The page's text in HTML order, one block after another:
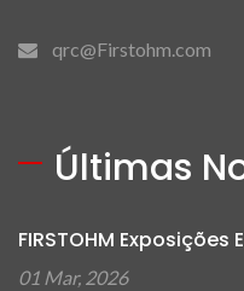
qrc@Firstohm.com
Últimas
FIRSTOHM Exposições
01 Mar, 2026